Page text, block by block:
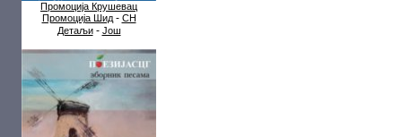
Промоција Крушевац
Промоција Шид- СН
Детаљи- Још